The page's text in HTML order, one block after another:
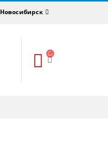
Новосибирск